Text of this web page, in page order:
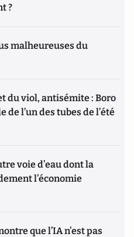
?
malheureuses du
du viol, antisémite : Boro
de l’un des tubes de l’été
voie d’eau dont la
l’économie
que l’IA n’est pas